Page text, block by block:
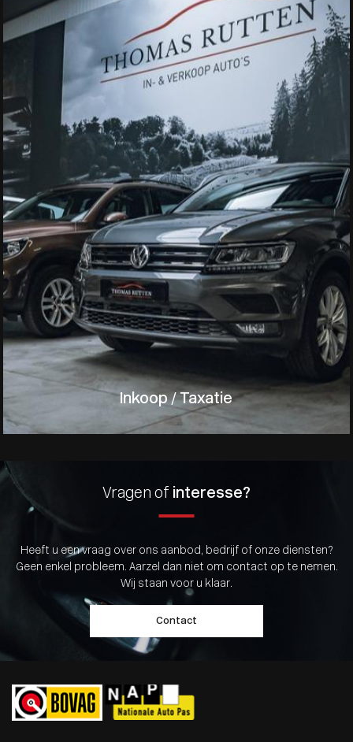
Inkoop / Taxatie
Vragen of interesse?
Heeft u een vraag over ons aanbod, bedrijf of onze diensten?
Geen enkel probleem. Aarzel dan niet om contact op te nemen.
Wij staan voor u klaar.
Contact